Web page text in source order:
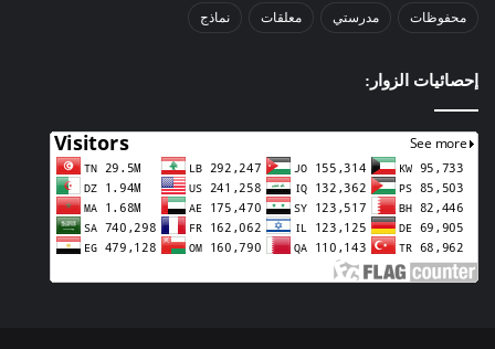
محفوظات مدرستي معلقات نماذج
إحصائيات الزوار: